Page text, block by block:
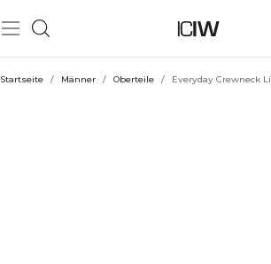
Startseite / Männer / Oberteile / Everyday Crewneck